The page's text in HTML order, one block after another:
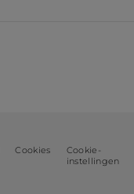
Cookies
Cookie-
instellingen